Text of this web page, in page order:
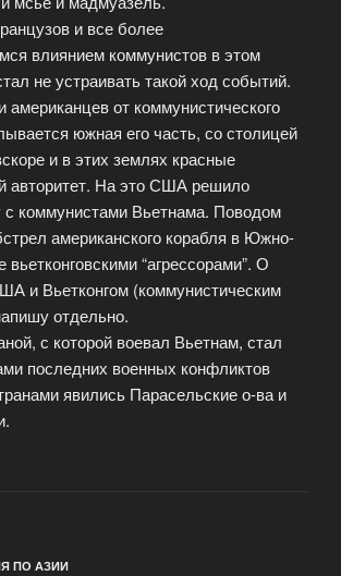
и все более
влиянием коммунистов в этом
не устраивать такой ход событий.
американцев от коммунистического
южная его часть, со столицей
и в этих землях красные
авторитет. На это США решило
с коммунистами Вьетнама. Поводом
американского корабля в Южно-
вьетконговскими “агрессорами”. О
и Вьетконгом (коммунистическим
отдельно.
с которой воевал Вьетнам, стал
последних военных конфликтов
явились Парасельские о-ва и
ПО АЗИИ